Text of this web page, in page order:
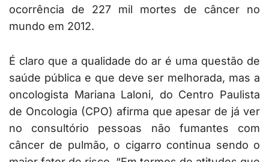
ocorrência de 227 mil mortes de câncer no
mundo em 2012.
É claro que a qualidade do ar é uma questão de
saúde pública e que deve ser melhorada, mas a
oncologista Mariana Laloni, do Centro Paulista
de Oncologia (CPO) afirma que apesar de já ver
no consultório pessoas não fumantes com
câncer de pulmão, o cigarro continua sendo o